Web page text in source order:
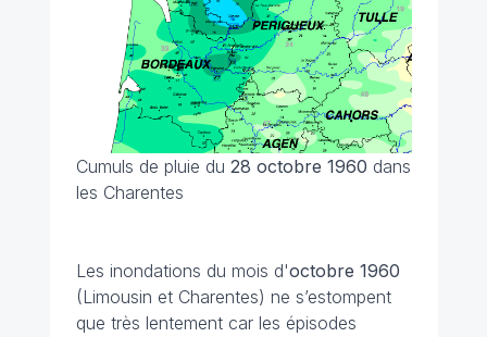
Cumuls de pluie du 28 octobre 1960 dans
les Charentes
Les inondations du mois d'octobre 1960
(Limousin et Charentes) ne s’estompent
que très lentement car les épisodes